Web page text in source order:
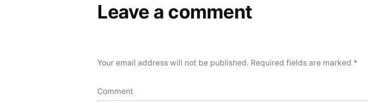
Leave a comment
Your email address will not be published. Required fields are marked *
Comment